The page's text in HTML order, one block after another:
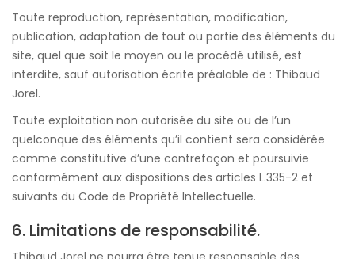
Toute reproduction, représentation, modification,
publication, adaptation de tout ou partie des éléments du
site, quel que soit le moyen ou le procédé utilisé, est
interdite, sauf autorisation écrite préalable de : Thibaud
Jorel.
Toute exploitation non autorisée du site ou de l’un
quelconque des éléments qu’il contient sera considérée
comme constitutive d’une contrefaçon et poursuivie
conformément aux dispositions des articles L.335-2 et
suivants du Code de Propriété Intellectuelle.
6. Limitations de responsabilité.